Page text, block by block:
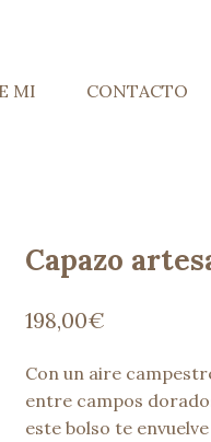
MI CONTACTO
Capazo
198,00€
Con un aire
entre campos
este bolso te